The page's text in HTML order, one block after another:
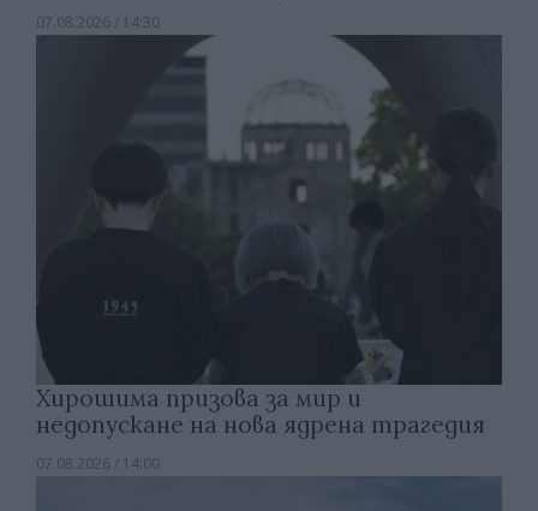
07.08.2026 / 14:30
Хирошима призова за мир и
недопускане на нова ядрена трагедия
07.08.2026 / 14:00